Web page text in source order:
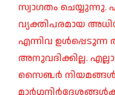
സ്വാഗതം ചെയ്യുന്നു.
വ്യക്തിപരമായ
എന്നിവ ഉൾപ്പെടുന്ന
അനുവദിക്കില്ല.
സൈബർ